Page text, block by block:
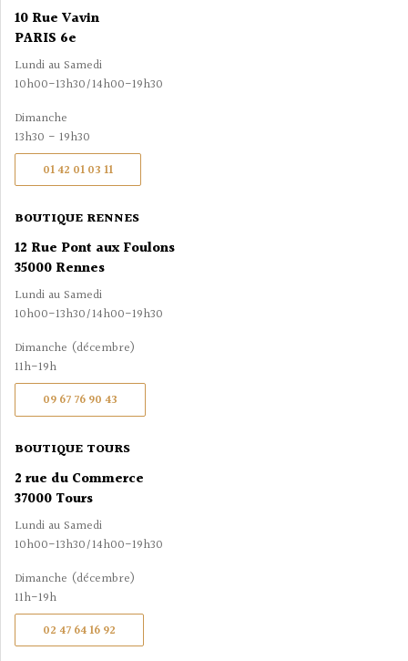
10 Rue Vavin
PARIS 6e
Lundi au Samedi
10h00-13h30/14h00-19h30
Dimanche
13h30 - 19h30
01 42 01 03 11
BOUTIQUE RENNES
12 Rue Pont aux Foulons
35000 Rennes
Lundi au Samedi
10h00-13h30/14h00-19h30
Dimanche (décembre)
11h-19h
09 67 76 90 43
BOUTIQUE TOURS
2 rue du Commerce
37000 Tours
Lundi au Samedi
10h00-13h30/14h00-19h30
Dimanche (décembre)
11h-19h
02 47 64 16 92